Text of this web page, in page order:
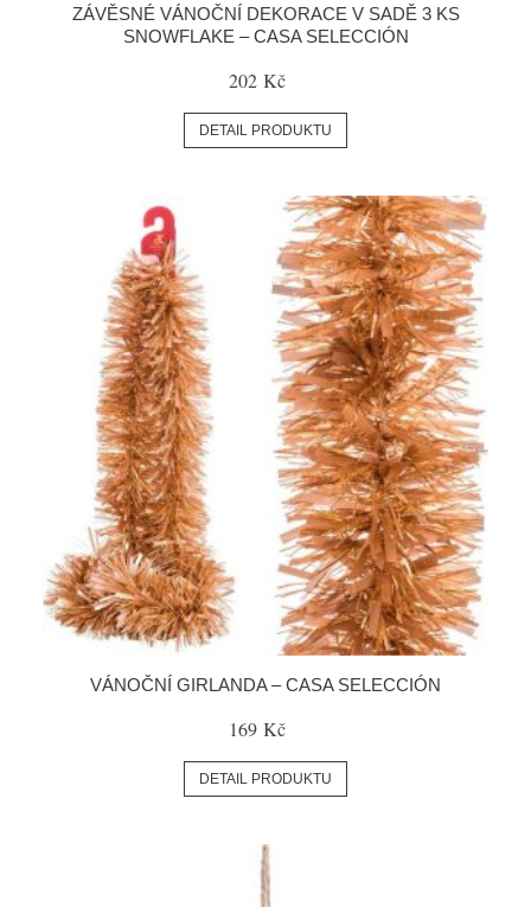
ZÁVĚSNÉ VÁNOČNÍ DEKORACE V SADĚ 3 KS
SNOWFLAKE – CASA SELECCIÓN
202 Kč
DETAIL PRODUKTU
VÁNOČNÍ GIRLANDA – CASA SELECCIÓN
169 Kč
DETAIL PRODUKTU